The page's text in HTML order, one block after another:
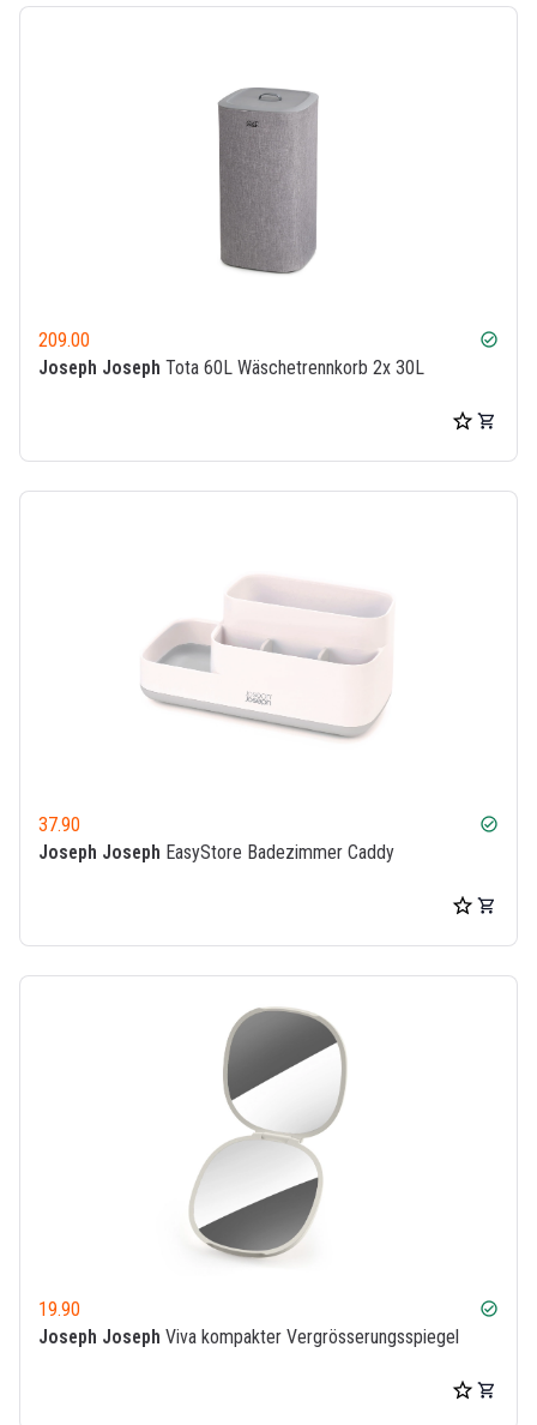
209.00 check_circle
Joseph Joseph Tota 60L Wäschetrennkorb 2x 30L
37.90 check_circle
Joseph Joseph EasyStore Badezimmer Caddy
19.90 check_circle
Joseph Joseph Viva kompakter Vergrösserungsspiegel